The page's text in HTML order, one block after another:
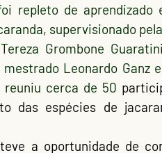
repleto de aprendizado
, supervisionado
Grombone Guaratini
reuniu cerca de 50
das espécies de